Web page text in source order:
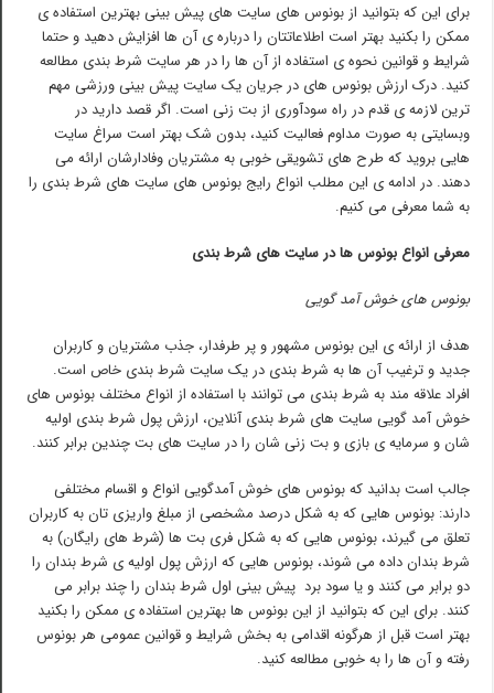
برای این که بتوانید از بونوس های سایت های پیش بینی بهترین استفاده ی
ممکن را بکنید بهتر است اطلاعاتتان را درباره ی آن ها افزایش دهید و حتما
شرایط و قوانین نحوه ی استفاده از آن ها را در هر سایت شرط بندی مطالعه
کنید. درک ارزش بونوس های در جریان یک سایت پیش بینی ورزشی مهم
ترین لازمه ی قدم در راه سودآوری از بت زنی است. اگر قصد دارید در
وبسایتی به صورت مداوم فعالیت کنید، بدون شک بهتر است سراغ سایت
هایی بروید که طرح های تشویقی خوبی به مشتریان وفادارشان ارائه می
دهند. در ادامه ی این مطلب انواع رایج بونوس های سایت های شرط بندی را
به شما معرفی می کنیم.
معرفی انواع بونوس ها در سایت های شرط بندی
بونوس های خوش آمد گویی
هدف از ارائه ی این بونوس مشهور و پر طرفدار، جذب مشتریان و کاربران
جدید و ترغیب آن ها به شرط بندی در یک سایت شرط بندی خاص است.
افراد علاقه مند به شرط بندی می توانند با استفاده از انواع مختلف بونوس های
خوش آمد گویی سایت های شرط بندی آنلاین، ارزش پول شرط بندی اولیه
شان و سرمایه ی بازی و بت زنی شان را در سایت های بت چندین برابر کنند.
جالب است بدانید که بونوس های خوش آمدگویی انواع و اقسام مختلفی
دارند: بونوس هایی که به شکل درصد مشخصی از مبلغ واریزی تان به کاربران
تعلق می گیرند، بونوس هایی که به شکل فری بت ها (شرط های رایگان) به
شرط بندان داده می شوند، بونوس هایی که ارزش پول اولیه ی شرط بندان را
دو برابر می کنند و یا سود برد پیش بینی اول شرط بندان را چند برابر می
کنند. برای این که بتوانید از این بونوس ها بهترین استفاده ی ممکن را بکنید
بهتر است قبل از هرگونه اقدامی به بخش شرایط و قوانین عمومی هر بونوس
رفته و آن ها را به خوبی مطالعه کنید.